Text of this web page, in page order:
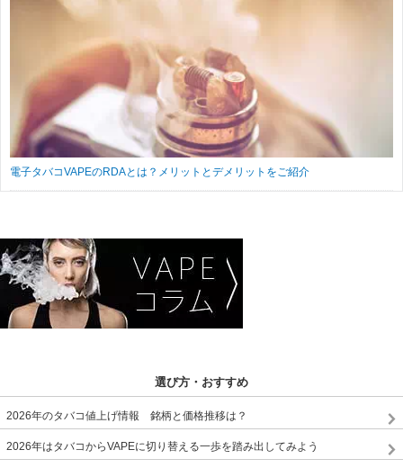
電子タバコVAPEのRDAとは？メリットとデメリットをご紹介
選び方・おすすめ
2026年のタバコ値上げ情報 銘柄と価格推移は？
2026年はタバコからVAPEに切り替える一歩を踏み出してみよう